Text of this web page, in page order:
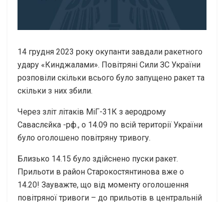
14 грудня 2023 року окупанти завдали ракетного
удару «Кинджалами». Повітряні Сили ЗС України
розповіли скільки всього було запущено ракет та
скільки з них збили.
Через зліт літаків МіГ-31К з аеродрому
Саваслєйка -рф., о 14.09 по всій території України
було оголошено повітряну тривогу.
Близько 14.15 було здійснено пуски ракет.
Прильоти в район Старокостянтинова вже о
14.20! Зауважте, що від моменту оголошення
повітряної тривоги – до прильотів в центральній